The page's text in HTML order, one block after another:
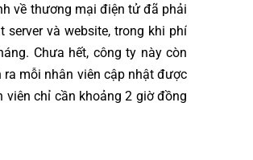
về thương mại điện tử đã phải
và website, trong khi phí
Chưa hết, công ty này còn
mỗi nhân viên cập nhật được
chỉ cần khoảng 2 giờ đồng